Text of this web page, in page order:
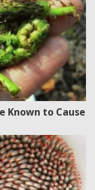
Known to Cause